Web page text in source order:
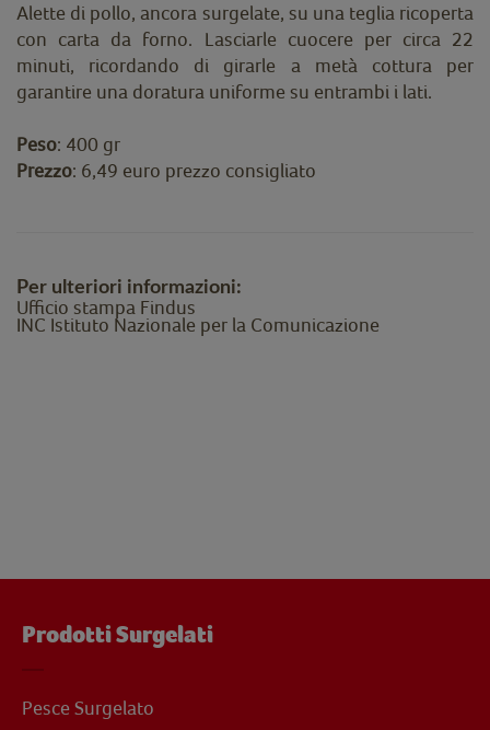
Alette di pollo, ancora surgelate, su una teglia ricoperta
con carta da forno. Lasciarle cuocere per circa 22
minuti, ricordando di girarle a metà cottura per
garantire una doratura uniforme su entrambi i lati.
Peso: 400 gr
Prezzo: 6,49 euro prezzo consigliato
Per ulteriori informazioni:
Ufficio stampa Findus
INC Istituto Nazionale per la Comunicazione
Prodotti Surgelati
Pesce Surgelato